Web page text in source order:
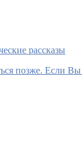
рассказы
позже. Если